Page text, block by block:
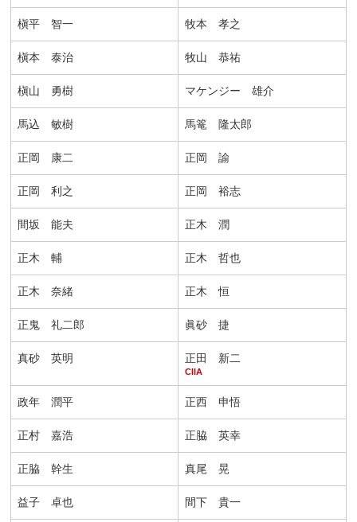
槇平 智一 牧本 孝之
槇本 泰治 牧山 恭祐
槇山 勇樹 マケンジー 雄介
馬込 敏樹 馬篭 隆太郎
正岡 康二 正岡 諭
正岡 利之 正岡 裕志
間坂 能夫 正木 潤
正木 輔 正木 哲也
正木 奈緒 正木 恒
正鬼 礼二郎 眞砂 捷
真砂 英明 正田 新二
CIIA
政年 潤平 正西 申悟
正村 嘉浩 正脇 英幸
正脇 幹生 真尾 晃
益子 卓也 間下 貴一